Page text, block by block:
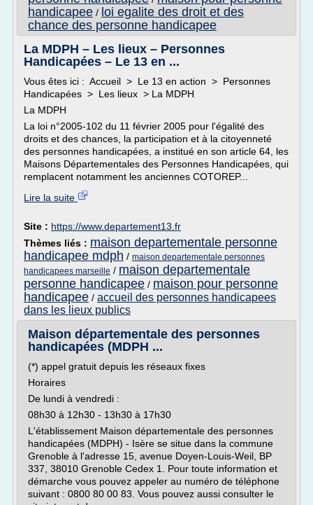
handicapee / loi egalite des droit et des
chance des personne handicapee
La MDPH – Les lieux – Personnes
Handicapées – Le 13 en ...
Vous êtes ici : Accueil > Le 13 en action > Personnes
Handicapées > Les lieux > La MDPH
La MDPH
La loi n°2005-102 du 11 février 2005 pour l'égalité des
droits et des chances, la participation et à la citoyenneté
des personnes handicapées, a institué en son article 64, les
Maisons Départementales des Personnes Handicapées, qui
remplacent notamment les anciennes COTOREP...
Lire la suite
Site : https://www.departement13.fr
Thèmes liés : maison departementale personne
handicapee mdph / maison departementale personnes
handicapees marseille / maison departementale
personne handicapee / maison pour personne
handicapee / accueil des personnes handicapees
dans les lieux publics
Maison départementale des personnes
handicapées (MDPH ...
(*) appel gratuit depuis les réseaux fixes
Horaires
De lundi à vendredi :
08h30 à 12h30 - 13h30 à 17h30
L'établissement Maison départementale des personnes
handicapées (MDPH) - Isère se situe dans la commune
Grenoble à l'adresse 15, avenue Doyen-Louis-Weil, BP
337, 38010 Grenoble Cedex 1. Pour toute information et
démarche vous pouvez appeler au numéro de téléphone
suivant : 0800 80 00 83. Vous pouvez aussi consulter le